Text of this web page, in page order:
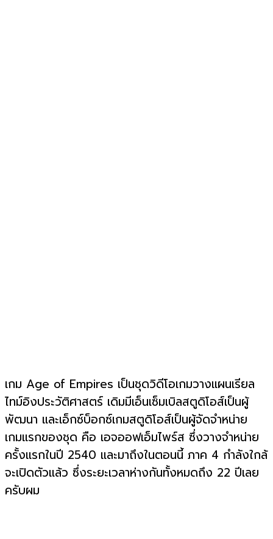
เกม Age of Empires เป็นชุดวิดีโอเกมวางแผนเรียล
ไทม์อิงประวัติศาสตร์ เดิมมีเอ็นเซ็มเบิลสตูดิโอส์เป็นผู้
พัฒนา และเอ็กซ์บ็อกซ์เกมสตูดิโอส์เป็นผู้จัดจำหน่าย
เกมแรกของชุด คือ เอจออฟเอ็มไพร์ส ซึ่งวางจำหน่าย
ครั้งแรกในปี 2540 และมาถึงในตอนนี้ ภาค 4 กำลังใกล้
จะเปิดตัวแล้ว ซึ่งระยะเวลาห่างกันทั้งหมดถึง 22 ปีเลย
ครับผม